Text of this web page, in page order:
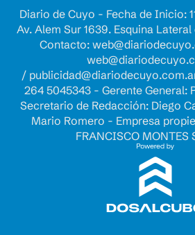
Diario de Cuyo - Fecha de Inicio:
Av. Alem Sur 1639. Esquina
Contacto:
/
264 5045343 - Gerente General:
Secretario de Redacción: Diego
Mario Romero - Empresa
FRANCISCO MONTES